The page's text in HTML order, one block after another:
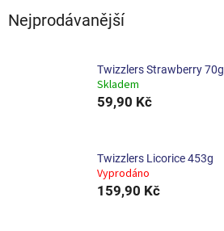
Nejprodávanější
Twizzlers Strawberry 70g
Skladem
59,90 Kč
Twizzlers Licorice 453g
Vyprodáno
159,90 Kč